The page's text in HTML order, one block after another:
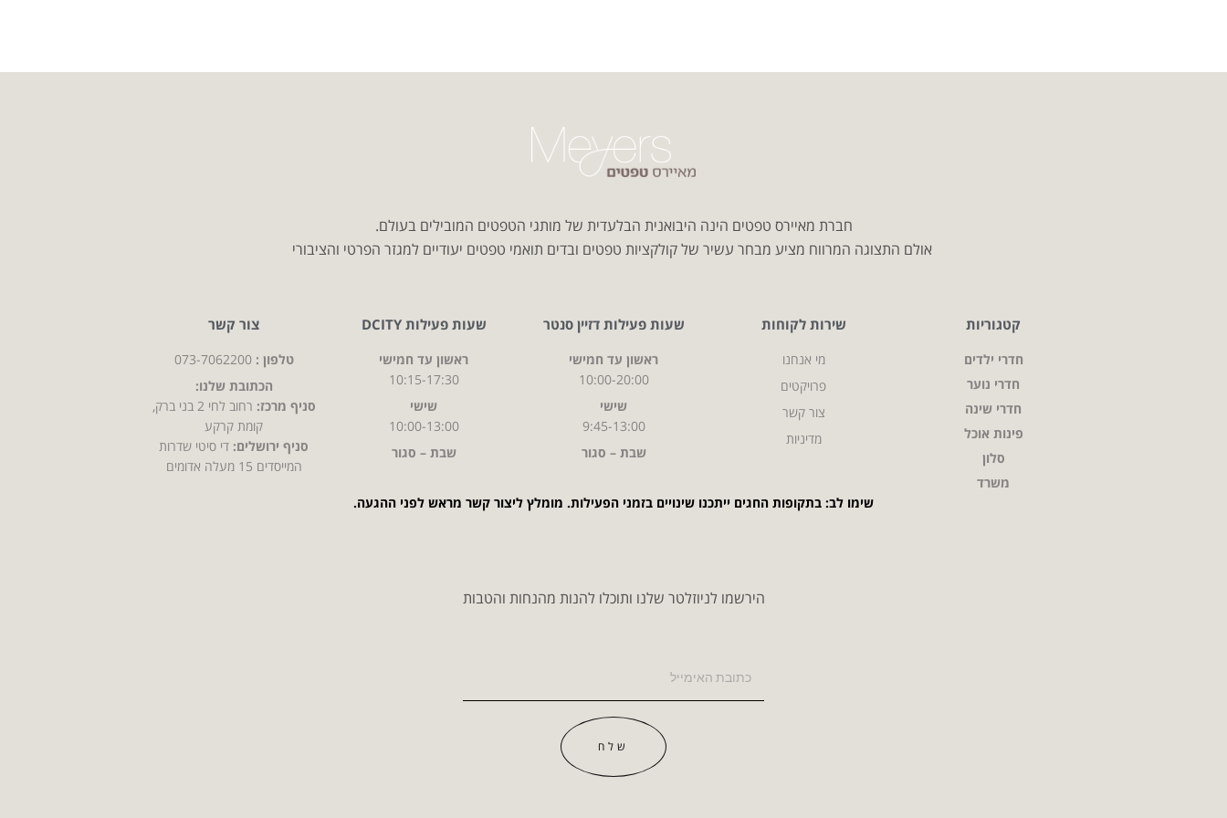
חברת מאיירס טפטים הינה היבואנית הבלעדית של מותגי הטפטים המובילים בעולם.
אולם התצוגה המרווח מציע מבחר עשיר של קולקציות טפטים ובדים תואמי טפטים יעודיים למגזר הפרטי והציבורי
קטגוריות
חדרי ילדים
חדרי נוער
חדרי שינה
פינות אוכל
סלון
משרד
שירות לקוחות
מי אנחנו
פרויקטים
צור קשר
מדיניות
שעות פעילות דזיין סנטר
ראשון עד חמישי
10:00-20:00
שישי
9:45-13:00
שבת – סגור
שעות פעילות DCITY
ראשון עד חמישי
10:15-17:30
שישי
10:00-13:00
שבת – סגור
צור קשר
טלפון : 073-7062200
הכתובת שלנו:
סניף מרכז:
רחוב לחי 2 בני ברק,
קומת קרקע
סניף ירושלים: די סיטי שדרות
המייסדים 15 מעלה אדומים
שימו לב: בתקופות החגים ייתכנו שינויים בזמני הפעילות. מומלץ ליצור קשר מראש לפני ההגעה.
הירשמו לניוזלטר שלנו ותוכלו להנות מהנחות והטבות
שלח